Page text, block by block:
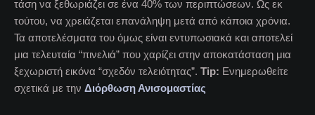
τάση να ξεθωριάζει σε ένα 40% των περιπτώσεων. Ως εκ
τούτου, να χρειάζεται επανάληψη μετά από κάποια χρόνια.
Τα αποτελέσματα του όμως είναι εντυπωσιακά και αποτελεί
μια τελευταία “πινελιά” που χαρίζει στην αποκατάσταση μια
ξεχωριστή εικόνα “σχεδόν τελειότητας”. Tip: Ενημερωθείτε
σχετικά με την Διόρθωση Ανισομαστίας